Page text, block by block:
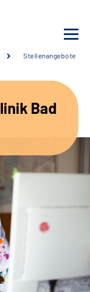
Stellenangebote
Bad